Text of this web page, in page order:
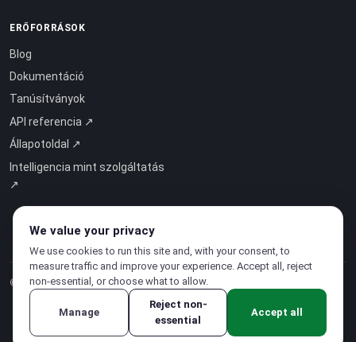
ERŐFORRÁSOK
Blog
Dokumentáció
Tanúsítványok
API referencia ↗
Állapotoldal ↗
Intelligencia mint szolgáltatás
↗
© 2026 CloudSigma Holding AG.Minden jog fenntartva
Adatvédelmi irányelvek·Szolgáltatási feltételek
We value your privacy
We use cookies to run this site and, with your consent, to
measure traffic and improve your experience. Accept all, reject
non-essential, or choose what to allow.
Manage
Reject non-
essential
Accept all